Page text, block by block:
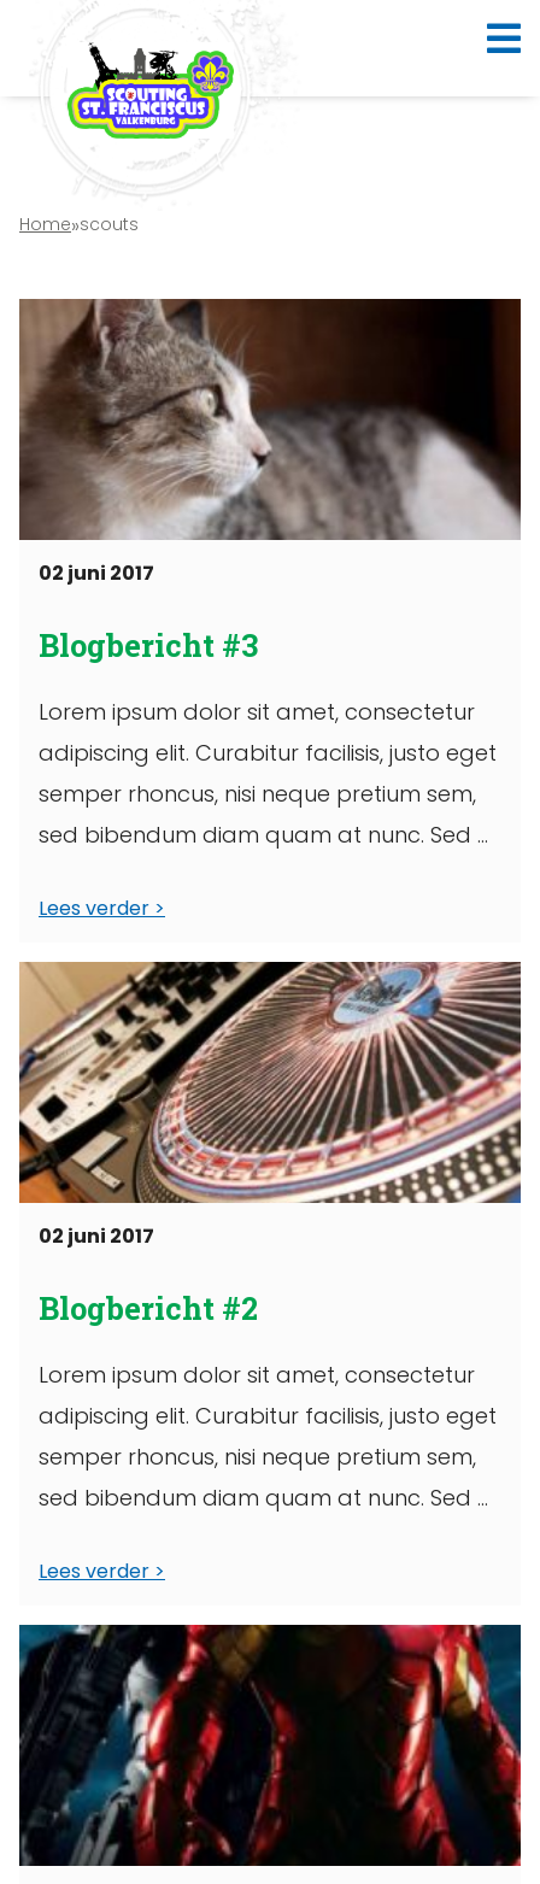
Home»scouts
02 juni 2017
Blogbericht #3
Lorem ipsum dolor sit amet, consectetur
adipiscing elit. Curabitur facilisis, justo eget
semper rhoncus, nisi neque pretium sem,
sed bibendum diam quam at nunc. Sed ...
Lees verder
02 juni 2017
Blogbericht #2
Lorem ipsum dolor sit amet, consectetur
adipiscing elit. Curabitur facilisis, justo eget
semper rhoncus, nisi neque pretium sem,
sed bibendum diam quam at nunc. Sed ...
Lees verder